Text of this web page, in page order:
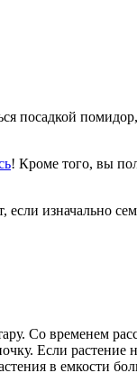
посадкой помидор,
! Кроме того, вы
изначально
Со временем
Если растение
в емкости